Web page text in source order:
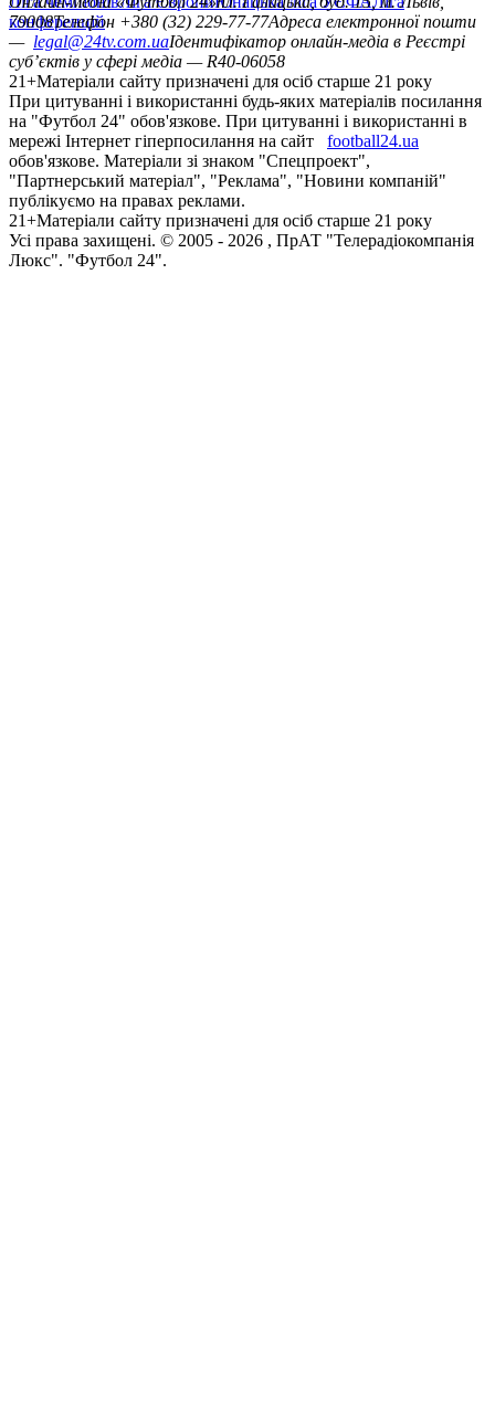
конференцій
79008Телефон +380 (32) 229-77-77Адреса електронної пошти
— legal@24tv.com.uaІдентифікатор онлайн-медіа в Реєстрі
суб’єктів у сфері медіа — R40-06058
21+Матеріали сайту призначені для осіб старше 21 року
При цитуванні і використанні будь-яких матеріалів посилання
на "Футбол 24" обов'язкове. При цитуванні і використанні в
мережі Інтернет гіперпосилання на сайт
football24.ua
обов'язкове. Матеріали зі знаком "Спецпроект",
"Партнерський матеріал", "Реклама", "Новини компаній"
публікуємо на правах реклами.
21+Матеріали сайту призначені для осіб старше 21 року
Усi права захищенi. © 2005 - 2026 , ПрАТ "Телерадіокомпанія
Люкс". "Футбол 24".